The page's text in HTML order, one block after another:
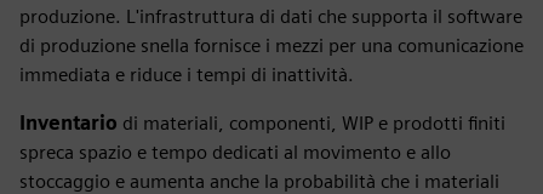
produzione. L'infrastruttura di dati che supporta il software
di produzione snella fornisce i mezzi per una comunicazione
immediata e riduce i tempi di inattività.
Inventario di materiali, componenti, WIP e prodotti finiti
spreca spazio e tempo dedicati al movimento e allo
stoccaggio e aumenta anche la probabilità che i materiali